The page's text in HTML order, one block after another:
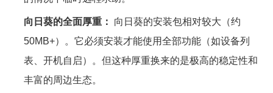
向日葵的全面厚重：
向日葵的安装包相对较大（约
50MB+）。它必须安装才能使用全部功能（如设备列
表、开机自启）。但这种厚重换来的是极高的稳定性和
丰富的周边生态。